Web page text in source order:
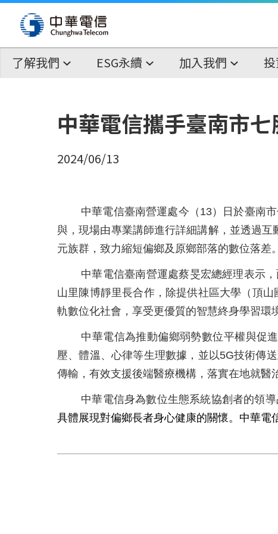
了解我們 ESG永續 加入我們
中華電信攜手臺南市
2024/06/13
中華電信臺南營運處今（13）日於臺南
與，現場由專業講師進行詳細講解，並透過
元族群，致力縮短偏鄉及原鄉部落的數位落差。
中華電信臺南營運處蔡旻宏總經理表示
山里陳博靜里長合作，除提供社區大學（頂
軌數位化社會，享受更優質的智慧終身學習環
中華電信為推動偏鄉弱勢數位平權與促
壓、體溫、心律等生理數據，並以5G技術傳
傳輸，有效支援後端醫療機構，落實在地就醫
中華電信身為數位生態系統協創者的領
具體展現對偏鄉長者身心健康的關懷。中華電